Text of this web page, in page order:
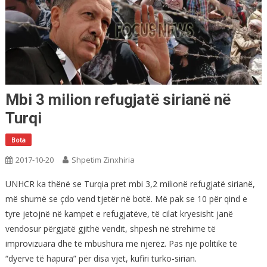
Mbi 3 milion refugjatë sirianë në
Turqi
Bota
2017-10-20 Shpetim Zinxhiria
UNHCR ka thënë se Turqia pret mbi 3,2 milionë refugjatë sirianë,
më shumë se çdo vend tjetër në botë. Më pak se 10 për qind e
tyre jetojnë në kampet e refugjatëve, të cilat kryesisht janë
vendosur përgjatë gjithë vendit, shpesh në strehime të
improvizuara dhe të mbushura me njerëz. Pas një politike të
“dyerve të hapura” për disa vjet, kufiri turko-sirian.